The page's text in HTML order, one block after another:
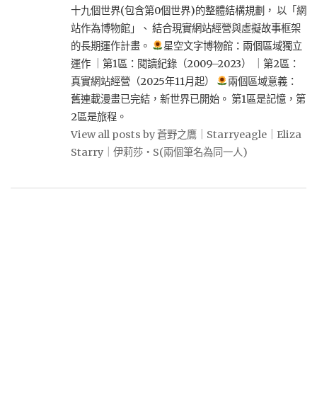
十九個世界(包含第0個世界)的整體結構規劃， 以「網
站作為博物館」、 結合現實網站經營與虛擬故事框架
的長期運作計畫。
星空文字博物館：兩個區域獨立
運作 ｜第1區：閱讀紀錄（2009–2023） ｜第2區：
真實網站經營（2025年11月起）
兩個區域意義：
舊連載漫畫已完結，新世界已開始。 第1區是記憶，第
2區是旅程。
View all posts by 蒼野之鷹｜Starryeagle｜Eliza
Starry｜伊莉莎・S(兩個筆名為同一人)